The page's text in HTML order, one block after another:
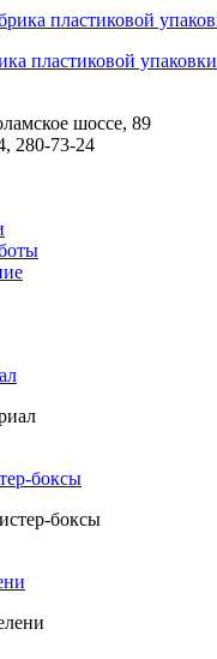
пластиковой упаковки
шоссе, 89
280-73-24
боксы